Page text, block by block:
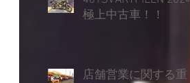
極上中古車！！
店舗営業に関する重